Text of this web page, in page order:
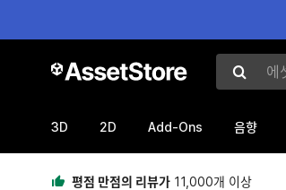
에셋 검색
3D 2D Add-Ons 음향
평점 만점의 리뷰가 11,000개 이상